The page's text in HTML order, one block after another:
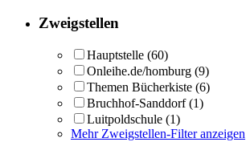
Zweigstellen
Hauptstelle (60)
Onleihe.de/homburg (9)
Themen Bücherkiste (6)
Bruchhof-Sanddorf (1)
Luitpoldschule (1)
Mehr Zweigstellen-Filter anzeigen